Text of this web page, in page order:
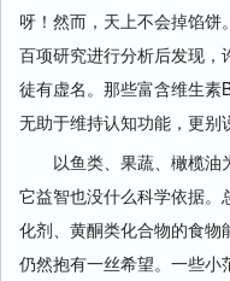
呀！然而，天上不会掉馅
百项研究进行分析后发现，
徒有虚名。那些富含维生素
无助于维持认知功能，更别
以鱼类、果蔬、橄榄油
它益智也没什么科学依据
化剂、黄酮类化合物的食
仍然抱有一丝希望。一些小